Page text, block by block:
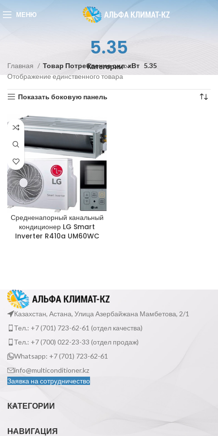
МЕНЮ
5.35
Категории
Главная Товар Потребление охл. кВт 5.35
Отображение единственного товара
Показать боковую панель
Средненапорный канальный
кондиционер LG Smart
Inverter R410a UM60WC
Казахстан, Астана, Улица Азербайжана Мамбетова, 2/1
Тел.: +7 (701) 723-62-61 (отдел качества)
Тел.: +7 (700) 022-23-33 (отдел продаж)
Whatsapp: +7 (701) 723-62-61
info@multiconditioner.kz
Заявка на сотрудничество
КАТЕГОРИИ
НАВИГАЦИЯ